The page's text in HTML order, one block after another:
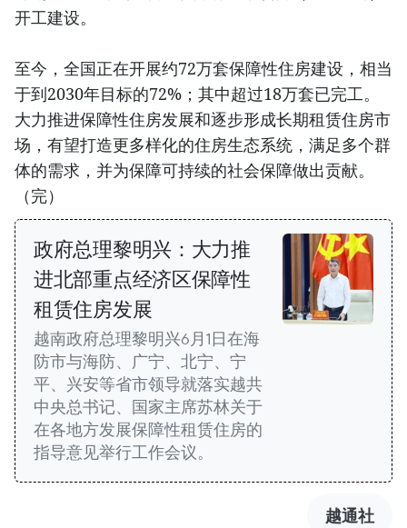
开工建设。
至今，全国正在开展约72万套保障性住房建设，相当
于到2030年目标的72%；其中超过18万套已完工。
大力推进保障性住房发展和逐步形成长期租赁住房市
场，有望打造更多样化的住房生态系统，满足多个群
体的需求，并为保障可持续的社会保障做出贡献。
（完）
政府总理黎明兴：大力推
进北部重点经济区保障性
租赁住房发展
越南政府总理黎明兴6月1日在海
防市与海防、广宁、北宁、宁
平、兴安等省市领导就落实越共
中央总书记、国家主席苏林关于
在各地方发展保障性租赁住房的
指导意见举行工作会议。
越通社